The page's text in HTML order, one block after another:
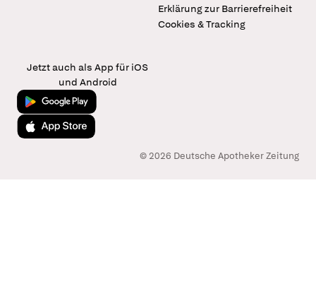
Erklärung zur Barrierefreiheit
Cookies & Tracking
Jetzt auch als App für iOS
und Android
Jetzt bei Google Play
Laden im App Store
© 2026 Deutsche Apotheker Zeitung